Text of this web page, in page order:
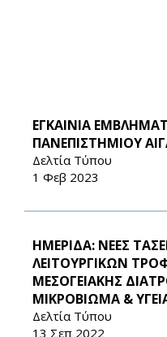
ΕΓΚΑΙΝΙΑ
ΠΑΝΕΠΙΣΤΗΜΙΟΥ
Δελτία Τύπου
1 Φεβ 2023
ΗΜΕΡΙΔΑ: ΝΕΕΣ
ΛΕΙΤΟΥΡΓΙΚΩΝ
ΜΕΣΟΓΕΙΑΚΗΣ
ΜΙΚΡΟΒΙΩΜΑ &
Δελτία Τύπου
13 Σεπ 2022